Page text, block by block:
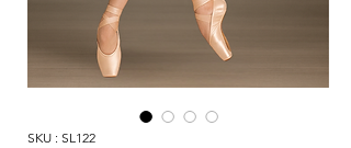
SKU : SL122